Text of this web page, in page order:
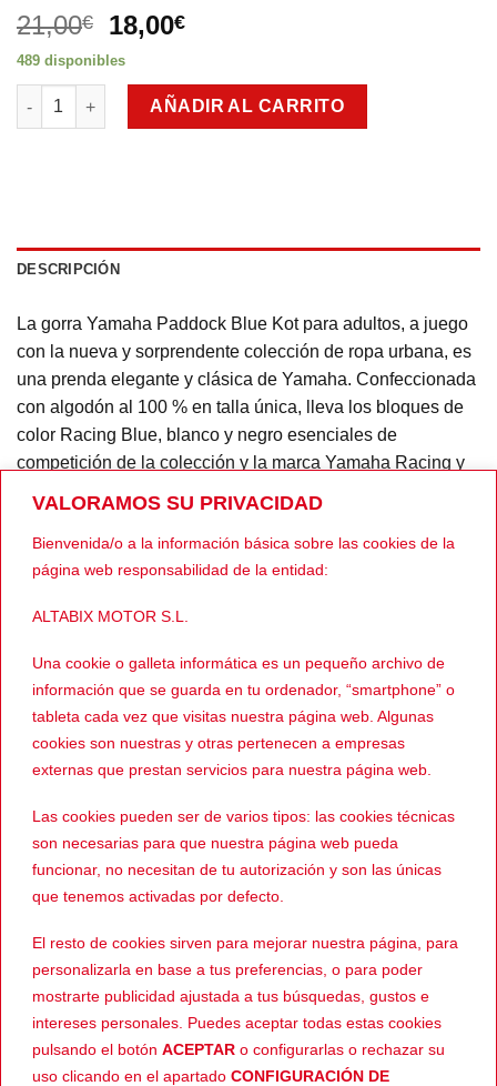
VALORAMOS SU PRIVACIDAD
Bienvenida/o a la información básica sobre las cookies de la
página web responsabilidad de la entidad:
ALTABIX MOTOR S.L.
Una cookie o galleta informática es un pequeño archivo de
información que se guarda en tu ordenador, “smartphone” o
tableta cada vez que visitas nuestra página web. Algunas
cookies son nuestras y otras pertenecen a empresas
externas que prestan servicios para nuestra página web.
Las cookies pueden ser de varios tipos: las cookies técnicas
son necesarias para que nuestra página web pueda
funcionar, no necesitan de tu autorización y son las únicas
que tenemos activadas por defecto.
El resto de cookies sirven para mejorar nuestra página, para
personalizarla en base a tus preferencias, o para poder
mostrarte publicidad ajustada a tus búsquedas, gustos e
intereses personales. Puedes aceptar todas estas cookies
pulsando el botón ACEPTAR o configurarlas o rechazar su
uso clicando en el apartado CONFIGURACIÓN DE
21,00€
El
precio
original
era:
21,00€.
18,00€El
actual
es:
18,00€.
489 disponibles
Gorra Yamaha Paddock Blue KOT cantidad
AÑADIR AL CARRITO
DESCRIPCIÓN
La gorra Yamaha Paddock Blue Kot para adultos, a juego
con la nueva y sorprendente colección de ropa urbana, es
una prenda elegante y clásica de Yamaha. Confeccionada
con algodón al 100 % en talla única, lleva los bloques de
color Racing Blue, blanco y negro esenciales de
competición de la colección y la marca Yamaha Racing y
comodidad en cualquier clima.
PRODUCTOS RELACIONADOS